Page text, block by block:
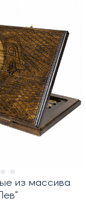
из массива